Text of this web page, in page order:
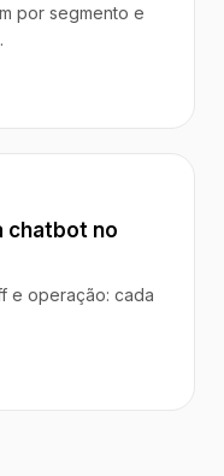
por segmento e
chatbot no
e operação: cada